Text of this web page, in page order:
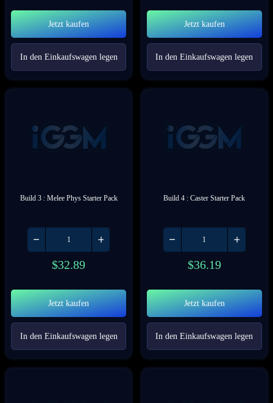
Jetzt kaufen
In den Einkaufswagen legen
Jetzt kaufen
In den Einkaufswagen legen
Build 3 : Melee Phys Starter Pack
$32.89
Jetzt kaufen
In den Einkaufswagen legen
Build 4 : Caster Starter Pack
$36.19
Jetzt kaufen
In den Einkaufswagen legen